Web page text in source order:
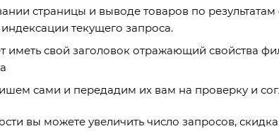
страницы и выводе товаров по результатам
текущего запроса.
иметь свой заголовок отражающий свойства
сами и передадим их вам на проверку и
вы можете увеличить число запросов, скидка